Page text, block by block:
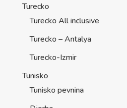
Turecko
Turecko All inclusive
Turecko – Antalya
Turecko-Izmir
Tunisko
Tunisko pevnina